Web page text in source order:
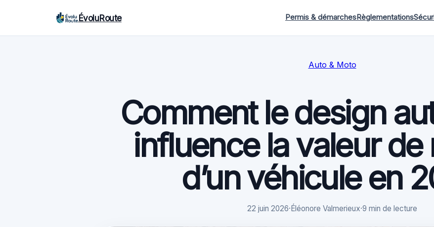
ÉvoluRoute Permis & démarchesRèglementations
Auto & Moto
Comment le design
influence la valeur de
d’un véhicule en
22 juin 2026· Éléonore Valmerieux·9 min de lecture